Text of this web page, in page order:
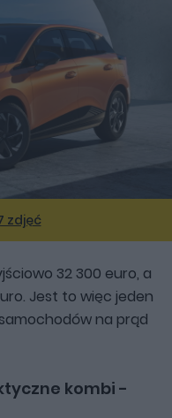
zdjęć
32 300 euro, a
Jest to więc jeden
na prąd
kombi -